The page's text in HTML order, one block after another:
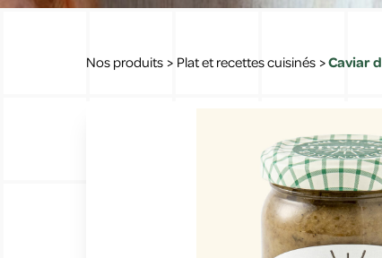
Nos produits > Plat et recettes cuisinés >Caviar